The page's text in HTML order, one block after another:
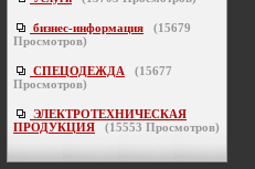
бизнес-информация (15679
Просмотров)
СПЕЦОДЕЖДА (15677
Просмотров)
ЭЛЕКТРОТЕХНИЧЕСКАЯ
ПРОДУКЦИЯ
(15553 Просмотров)